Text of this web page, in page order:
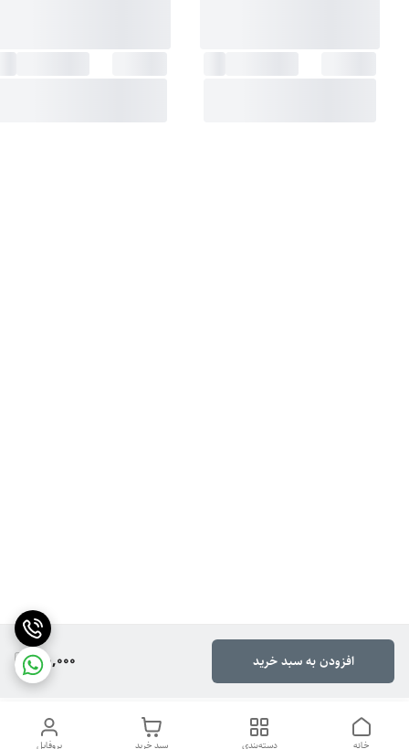
190,000 افزودن به سبد خرید
پروفایل سبد خرید دسته‌بندی خانه